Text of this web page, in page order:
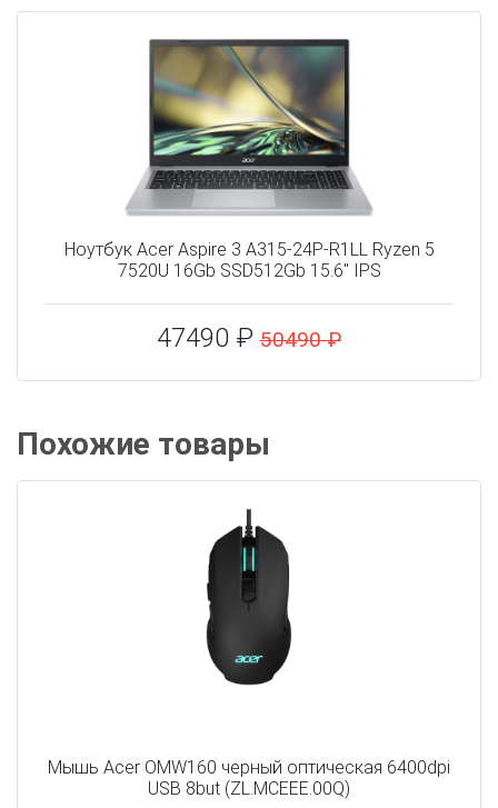
Ноутбук Acer Aspire 3 A315-24P-R1LL Ryzen 5
7520U 16Gb SSD512Gb 15.6" IPS
47490 ₽ 50490 ₽
Похожие товары
Мышь Acer OMW160 черный оптическая 6400dpi
USB 8but (ZL.MCEEE.00Q)